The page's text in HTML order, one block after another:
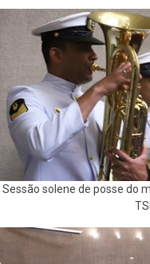
Sessão solene de posse do